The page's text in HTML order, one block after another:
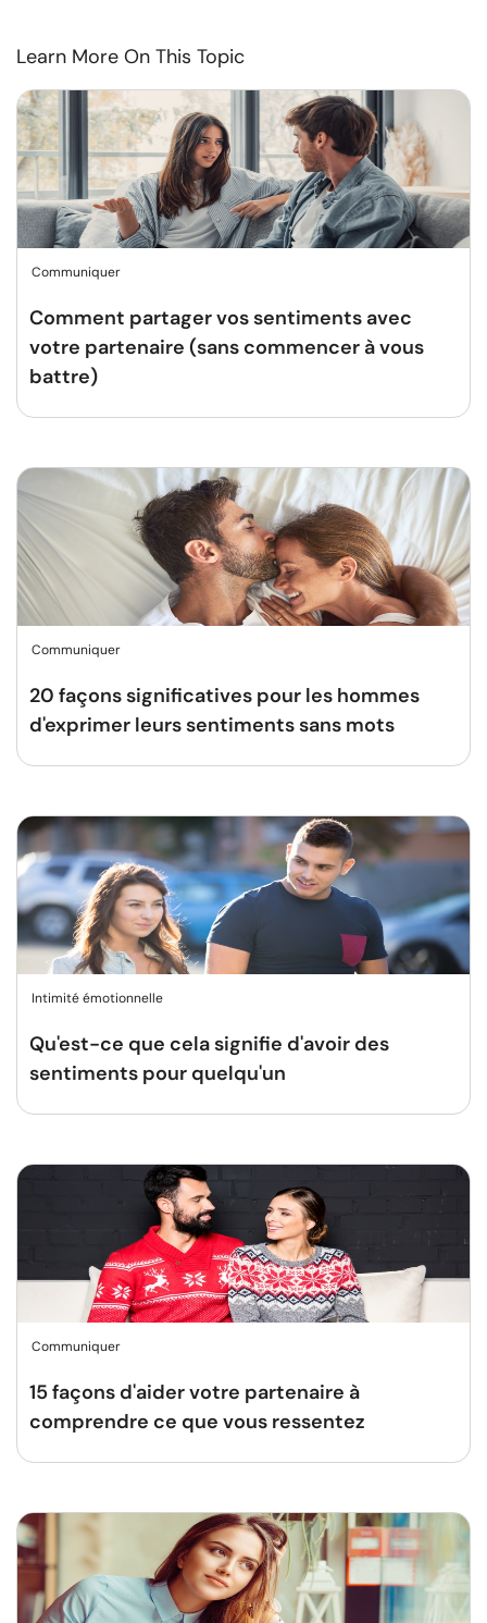
Learn More On This Topic
Communiquer
Comment partager vos sentiments avec
votre partenaire (sans commencer à vous
battre)
Communiquer
20 façons significatives pour les hommes
d'exprimer leurs sentiments sans mots
Intimité émotionnelle
Qu'est-ce que cela signifie d'avoir des
sentiments pour quelqu'un
Communiquer
15 façons d'aider votre partenaire à
comprendre ce que vous ressentez